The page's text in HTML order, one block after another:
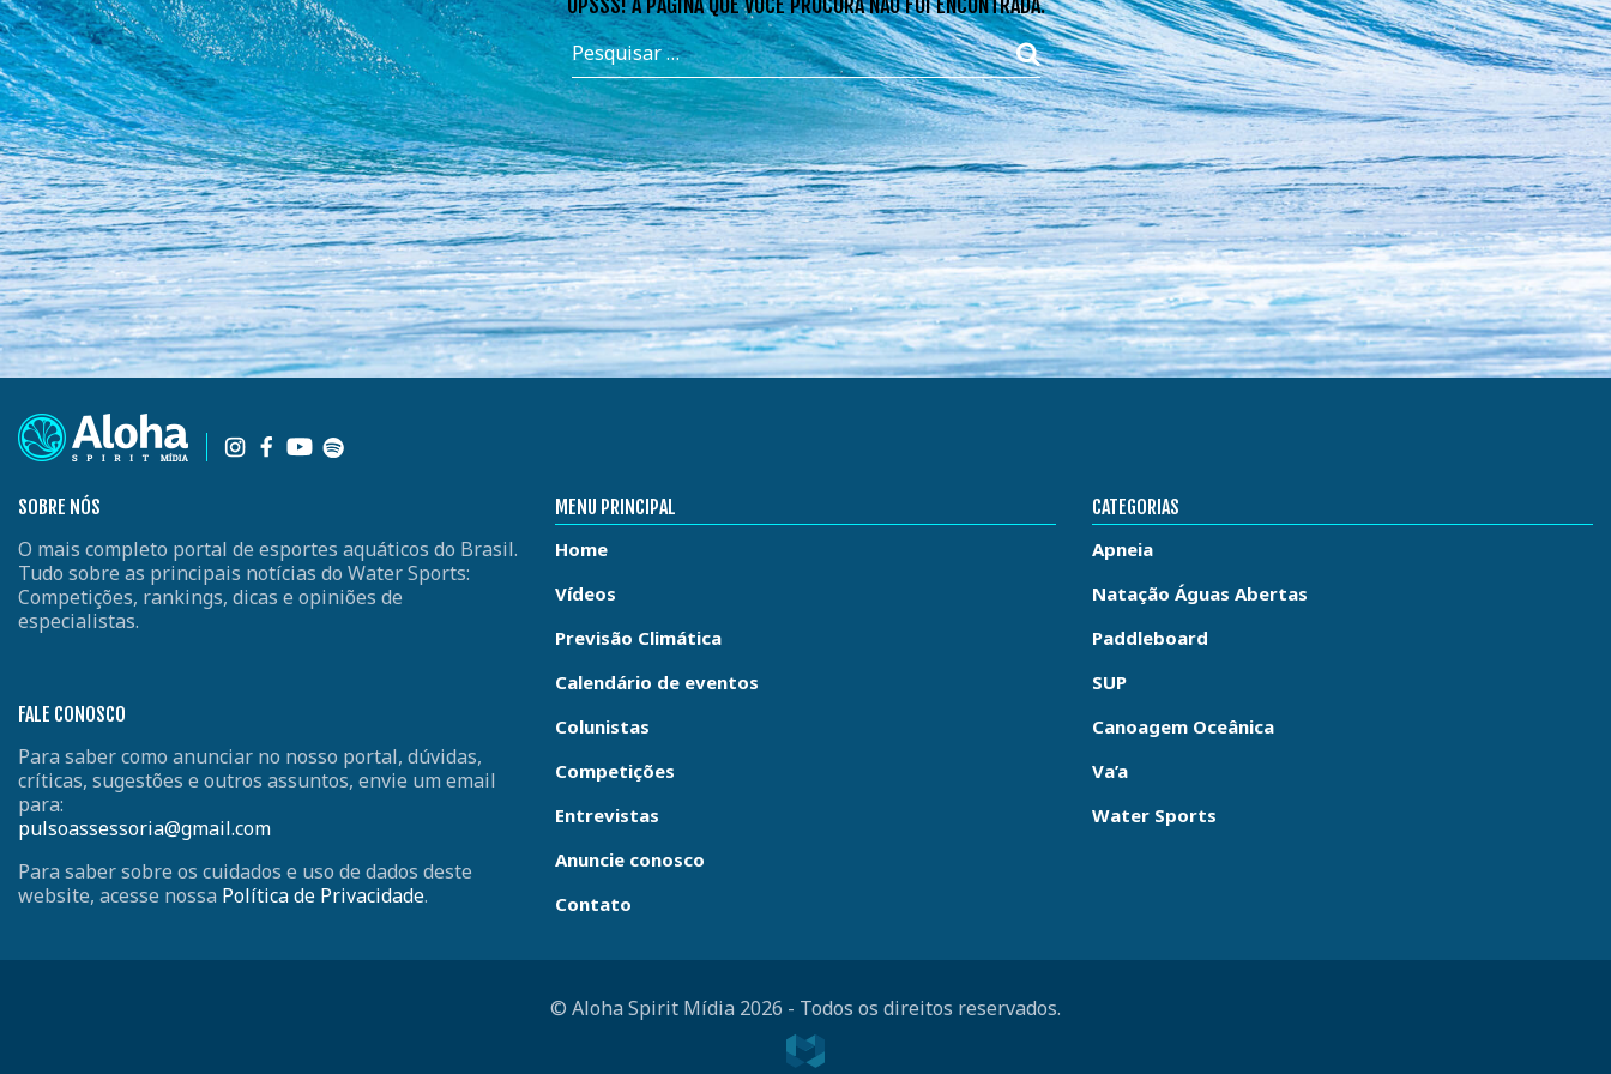
SOBRE NÓS
O mais completo portal de esportes aquáticos do Brasil.
Tudo sobre as principais notícias do Water Sports:
Competições, rankings, dicas e opiniões de
especialistas.
FALE CONOSCO
Para saber como anunciar no nosso portal, dúvidas,
críticas, sugestões e outros assuntos, envie um email
para:
pulsoassessoria@gmail.com
Para saber sobre os cuidados e uso de dados deste
website, acesse nossa Política de Privacidade.
MENU PRINCIPAL
Home
Vídeos
Previsão Climática
Calendário de eventos
Colunistas
Competições
Entrevistas
Anuncie conosco
Contato
CATEGORIAS
Apneia
Natação Águas Abertas
Paddleboard
SUP
Canoagem Oceânica
Va’a
Water Sports
© Aloha Spirit Mídia 2026 - Todos os direitos reservados.